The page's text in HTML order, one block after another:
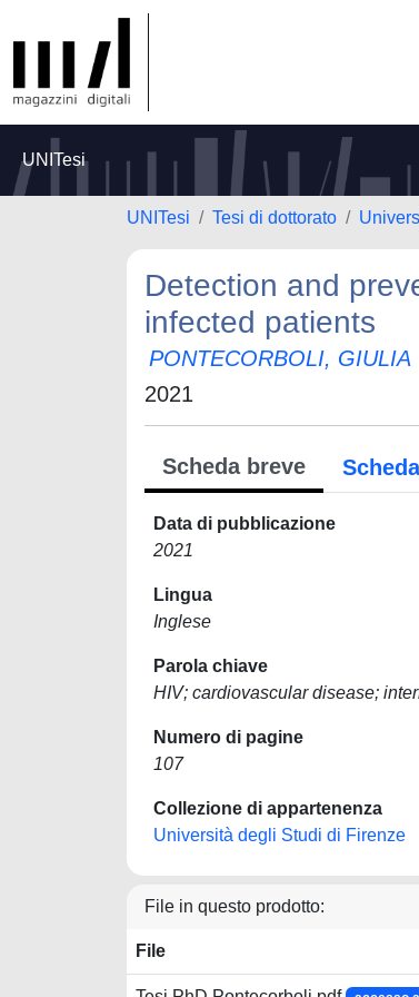
UNITesi
UNITesi Tesi di dottorato
Detection and
infected patients
PONTECORBOLI, GIULIA
2021
Scheda breve
Data di pubblicazione
2021
Lingua
Inglese
Parola chiave
HIV; cardiovascular disease;
Numero di pagine
107
Collezione di appartenenza
Università degli Studi di Firenze
File in questo prodotto:
File